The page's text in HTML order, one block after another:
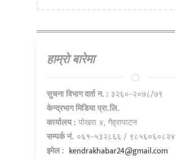
हाम्राे बारेमा
सुचना विभाग दर्ता न. : ३२६०-२०७८/७९
केन्द्रभाग मिडिया प्रा.लि.
कार्यालय : पोखरा ४, गैह्रापाटन
सम्पर्क नं. ०६१-५३२८६६ / ९८५६०६०८२४
इमेल : kendrakhabar24@gmail.com